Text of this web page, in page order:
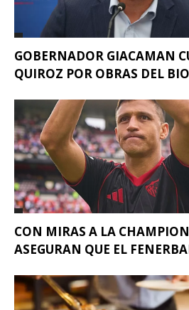
GOBERNADOR GIACAMAN
QUIROZ POR OBRAS DEL
CON MIRAS A LA
ASEGURAN QUE EL